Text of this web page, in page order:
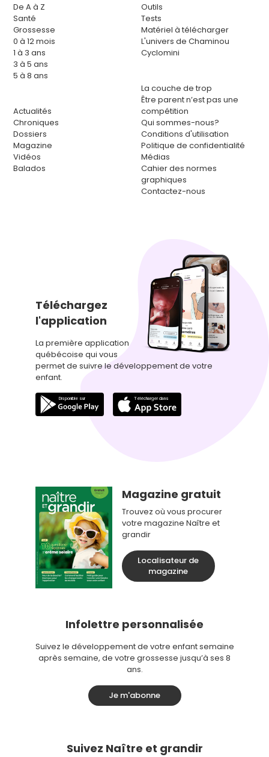
De A à Z
Santé
Grossesse
0 à 12 mois
1 à 3 ans
3 à 5 ans
5 à 8 ans
Actualités
Chroniques
Dossiers
Magazine
Vidéos
Balados
Outils
Tests
Matériel à télécharger
L'univers de Chaminou
Cyclomini
La couche de trop
Être parent n’est pas une
compétition
Qui sommes-nous?
Conditions d'utilisation
Politique de confidentialité
Médias
Cahier des normes
graphiques
Contactez-nous
Téléchargez
l'application
La première application
québécoise qui vous
permet de suivre le développement de votre
enfant.
Magazine gratuit
Trouvez où vous procurer
votre magazine Naître et
grandir
Localisateur de
magazine
Infolettre personnalisée
Suivez le développement de votre enfant semaine
après semaine, de votre grossesse jusqu’à ses 8
ans.
Je m'abonne
Suivez Naître et grandir